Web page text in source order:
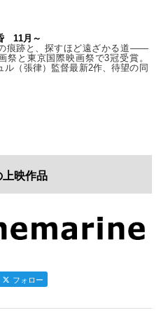
11月～
痕跡と、探すほど遠ざかる道——
祭と東京国際映画祭で3冠受賞。
ル（張律）監督最新2作、待望の同
上映作品
フォロー